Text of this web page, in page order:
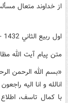
از خداوند متعال
اول ربيع الثاني 1432 - لطف الله صافي»
متن پيام آيت الله
«بسم الله الرحمن
انالله و انا اليه راجعون
با کمال تاسف،